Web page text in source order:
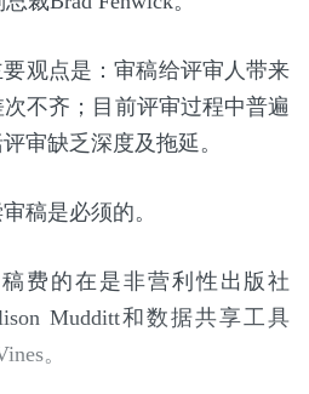
要观点是：审稿给评审人带来
不齐；目前评审过程中普遍
审缺乏深度及拖延。
稿是必须的。
费的在是非营利性出版社
Mudditt和数据共享工具
。